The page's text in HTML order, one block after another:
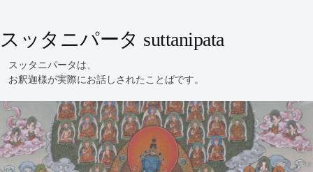
スッタニパータ suttanipata